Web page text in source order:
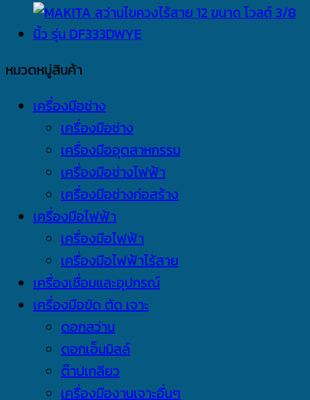
หมวดหมู่สินค้า
เครื่องมือช่าง
เครื่องมือช่าง
เครื่องมืออุตสาหกรรม
เครื่องมือช่างไฟฟ้า
เครื่องมือช่างก่อสร้าง
เครื่องมือไฟฟ้า
เครื่องมือไฟฟ้า
เครื่องมือไฟฟ้าไร้สาย
เครื่องเชื่อมและอุปกรณ์
เครื่องมือขัด ตัด เจาะ
ดอกสว่าน
ดอกเอ็นมิลล์
ต๊าปเกลียว
เครื่องมืองานเจาะอื่นๆ